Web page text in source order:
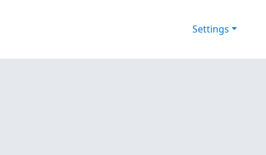
Settings